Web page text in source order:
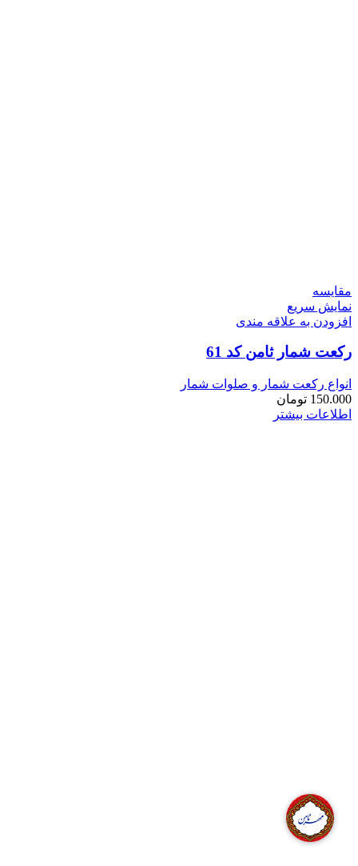
مقايسه
نمایش سریع
افزودن به علاقه مندی
رکعت شمار ثامن کد 61
انواع رکعت شمار و صلوات شمار
150.000 تومان
اطلاعات بیشتر